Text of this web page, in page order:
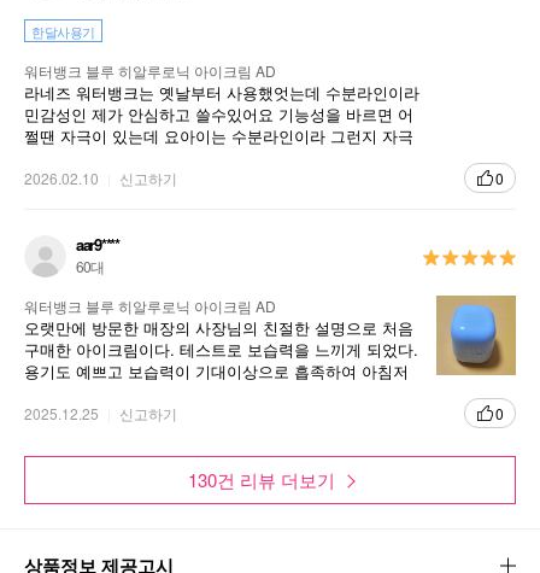
한달사용기
워터뱅크 블루 히알루로닉 아이크림 AD
라네즈 워터뱅크는 옛날부터 사용했엇는데 수분라인이라
민감성인 제가 안심하고 쓸수있어요 기능성을 바르면 어
쩔땐 자극이 있는데 요아이는 수분라인이라 그런지 자극
2026.02.10 신고하기 0
aar9****
60대
워터뱅크 블루 히알루로닉 아이크림 AD
오랫만에 방문한 매장의 사장님의 친절한 설명으로 처음
구매한 아이크림이다. 테스트로 보습력을 느끼게 되었다.
용기도 예쁘고 보습력이 기대이상으로 흡족하여 아침저
2025.12.25 신고하기 0
130건 리뷰 더보기
상품정보 제공고시